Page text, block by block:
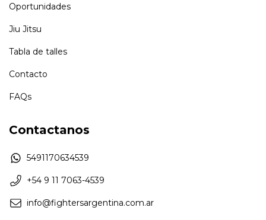
Oportunidades
Jiu Jitsu
Tabla de talles
Contacto
FAQs
Contactanos
5491170634539
+54 9 11 7063-4539
info@fightersargentina.com.ar